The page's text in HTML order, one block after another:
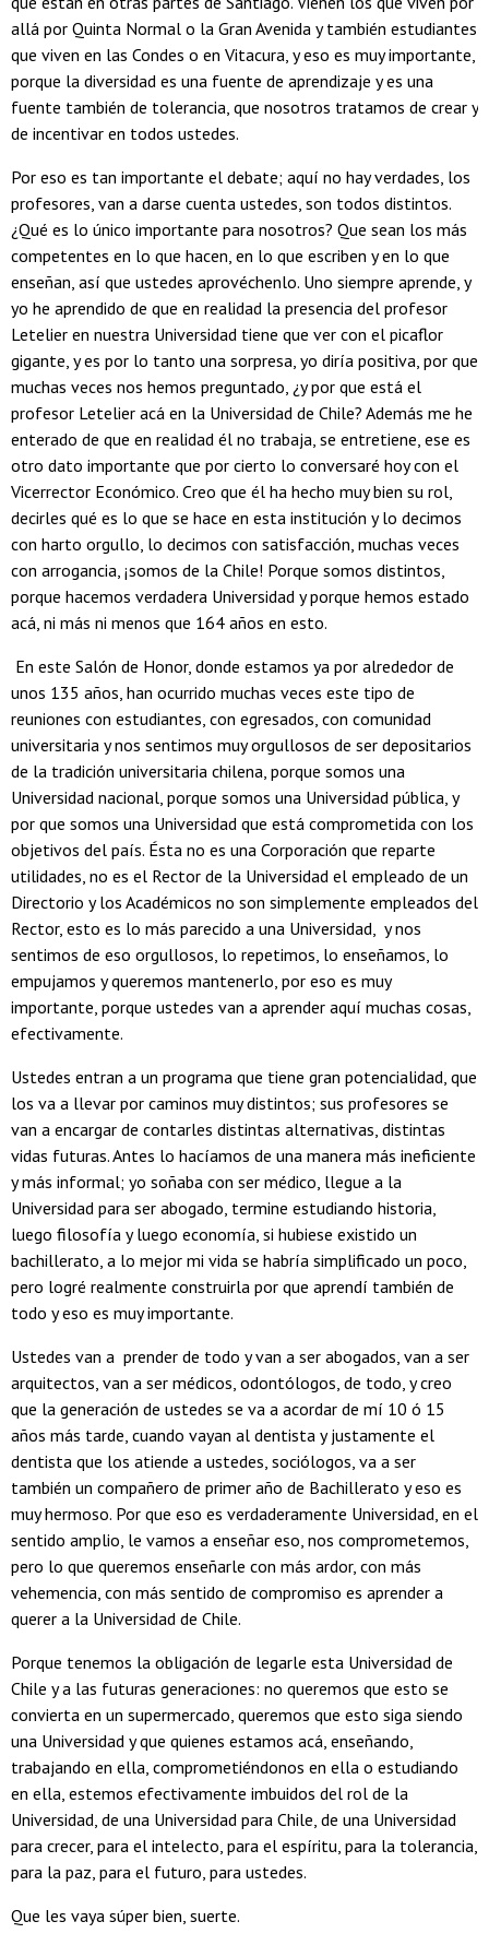
allá por Quinta Normal o la Gran Avenida y también estudiantes
que viven en las Condes o en Vitacura, y eso es muy importante,
porque la diversidad es una fuente de aprendizaje y es una
fuente también de tolerancia, que nosotros tratamos de crear y
de incentivar en todos ustedes.
Por eso es tan importante el debate; aquí no hay verdades, los
profesores, van a darse cuenta ustedes, son todos distintos.
¿Qué es lo único importante para nosotros? Que sean los más
competentes en lo que hacen, en lo que escriben y en lo que
enseñan, así que ustedes aprovéchenlo. Uno siempre aprende, y
yo he aprendido de que en realidad la presencia del profesor
Letelier en nuestra Universidad tiene que ver con el picaflor
gigante, y es por lo tanto una sorpresa, yo diría positiva, por que
muchas veces nos hemos preguntado, ¿y por que está el
profesor Letelier acá en la Universidad de Chile? Además me he
enterado de que en realidad él no trabaja, se entretiene, ese es
otro dato importante que por cierto lo conversaré hoy con el
Vicerrector Económico. Creo que él ha hecho muy bien su rol,
decirles qué es lo que se hace en esta institución y lo decimos
con harto orgullo, lo decimos con satisfacción, muchas veces
con arrogancia, ¡somos de la Chile! Porque somos distintos,
porque hacemos verdadera Universidad y porque hemos estado
acá, ni más ni menos que 164 años en esto.
En este Salón de Honor, donde estamos ya por alrededor de
unos 135 años, han ocurrido muchas veces este tipo de
reuniones con estudiantes, con egresados, con comunidad
universitaria y nos sentimos muy orgullosos de ser depositarios
de la tradición universitaria chilena, porque somos una
Universidad nacional, porque somos una Universidad pública, y
por que somos una Universidad que está comprometida con los
objetivos del país. Ésta no es una Corporación que reparte
utilidades, no es el Rector de la Universidad el empleado de un
Directorio y los Académicos no son simplemente empleados del
Rector, esto es lo más parecido a una Universidad, y nos
sentimos de eso orgullosos, lo repetimos, lo enseñamos, lo
empujamos y queremos mantenerlo, por eso es muy
importante, porque ustedes van a aprender aquí muchas cosas,
efectivamente.
Ustedes entran a un programa que tiene gran potencialidad, que
los va a llevar por caminos muy distintos; sus profesores se
van a encargar de contarles distintas alternativas, distintas
vidas futuras. Antes lo hacíamos de una manera más ineficiente
y más informal; yo soñaba con ser médico, llegue a la
Universidad para ser abogado, termine estudiando historia,
luego filosofía y luego economía, si hubiese existido un
bachillerato, a lo mejor mi vida se habría simplificado un poco,
pero logré realmente construirla por que aprendí también de
todo y eso es muy importante.
Ustedes van a prender de todo y van a ser abogados, van a ser
arquitectos, van a ser médicos, odontólogos, de todo, y creo
que la generación de ustedes se va a acordar de mí 10 ó 15
años más tarde, cuando vayan al dentista y justamente el
dentista que los atiende a ustedes, sociólogos, va a ser
también un compañero de primer año de Bachillerato y eso es
muy hermoso. Por que eso es verdaderamente Universidad, en el
sentido amplio, le vamos a enseñar eso, nos comprometemos,
pero lo que queremos enseñarle con más ardor, con más
vehemencia, con más sentido de compromiso es aprender a
querer a la Universidad de Chile.
Porque tenemos la obligación de legarle esta Universidad de
Chile y a las futuras generaciones: no queremos que esto se
convierta en un supermercado, queremos que esto siga siendo
una Universidad y que quienes estamos acá, enseñando,
trabajando en ella, comprometiéndonos en ella o estudiando
en ella, estemos efectivamente imbuidos del rol de la
Universidad, de una Universidad para Chile, de una Universidad
para crecer, para el intelecto, para el espíritu, para la tolerancia,
para la paz, para el futuro, para ustedes.
Que les vaya súper bien, suerte.